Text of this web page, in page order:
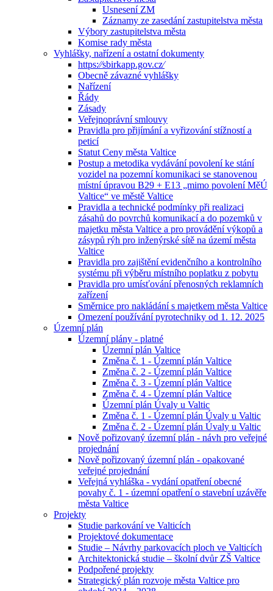
Usnesení ZM
Záznamy ze zasedání zastupitelstva města
Výbory zastupitelstva města
Komise rady města
Vyhlášky, nařízení a ostatní dokumenty
https:⁄⁄sbirkapp.gov.cz⁄
Obecně závazné vyhlášky
Nařízení
Řády
Zásady
Veřejnoprávní smlouvy
Pravidla pro přijímání a vyřizování stížností a
peticí
Statut Ceny města Valtice
Postup a metodika vydávání povolení ke stání
vozidel na pozemní komunikaci se stanovenou
místní úpravou B29 + E13 „mimo povolení MěÚ
Valtice“ ve městě Valtice
Pravidla a technické podmínky při realizaci
zásahů do povrchů komunikací a do pozemků v
majetku města Valtice a pro provádění výkopů a
zásypů rýh pro inženýrské sítě na území města
Valtice
Pravidla pro zajištění evidenčního a kontrolního
systému při výběru místního poplatku z pobytu
Pravidla pro umísťování přenosných reklamních
zařízení
Směrnice pro nakládání s majetkem města Valtice
Omezení používání pyrotechniky od 1. 12. 2025
Územní plán
Územní plány - platné
Územní plán Valtice
Změna č. 1 - Územní plán Valtice
Změna č. 2 - Územní plán Valtice
Změna č. 3 - Územní plán Valtice
Změna č. 4 - Územní plán Valtice
Územní plán Úvaly u Valtic
Změna č. 1 - Územní plán Úvaly u Valtic
Změna č. 2 - Územní plán Úvaly u Valtic
Nově pořizovaný územní plán - návh pro veřejné
projednání
Nově pořizovaný územní plán - opakované
veřejné projednání
Veřejná vyhláška - vydání opatření obecné
povahy č. 1 - územní opatření o stavební uzávěře
města Valtice
Projekty
Studie parkování ve Valticích
Projektové dokumentace
Studie – Návrhy parkovacích ploch ve Valticích
Architektonická studie – školní dvůr ZŠ Valtice
Podpořené projekty
Strategický plán rozvoje města Valtice pro